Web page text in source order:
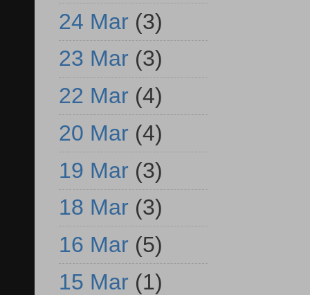
24 Mar (3)
23 Mar (3)
22 Mar (4)
20 Mar (4)
19 Mar (3)
18 Mar (3)
16 Mar (5)
15 Mar (1)